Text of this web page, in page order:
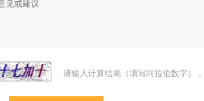
请输入计算结果（填写阿拉伯数字）